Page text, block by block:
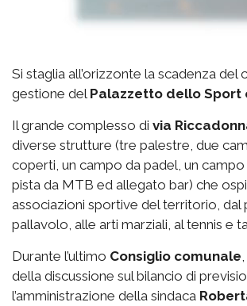
Si staglia all’orizzonte la scadenza del
gestione del Palazzetto dello Sport
Il grande complesso di via
diverse strutture (tre palestre, due
coperti, un campo da padel, un
pista da MTB ed allegato bar) che
associazioni sportive del territorio, dal
pallavolo, alle arti marziali, al tennis e
Durante l’ultimo Consiglio comunale
della discussione sul bilancio di
l’amministrazione della sindaca